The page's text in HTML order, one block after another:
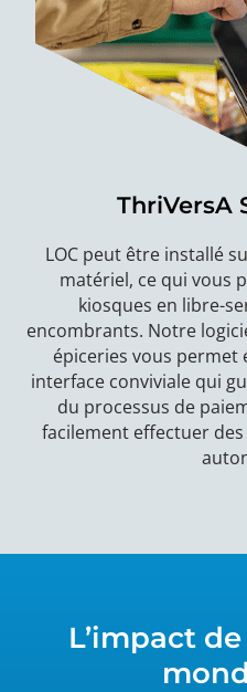
ThriVersA
LOC peut être installé
matériel, ce qui vous
kiosques en libre-
encombrants. Notre
épiceries vous permet
interface conviviale qui
du processus de
facilement effectuer
L’impact